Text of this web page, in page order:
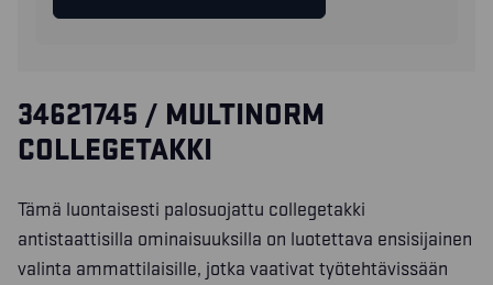
34621745 / MULTINORM
COLLEGETAKKI
Tämä luontaisesti palosuojattu collegetakki
antistaattisilla ominaisuuksilla on luotettava ensisijainen
valinta ammattilaisille, jotka vaativat työtehtävissään